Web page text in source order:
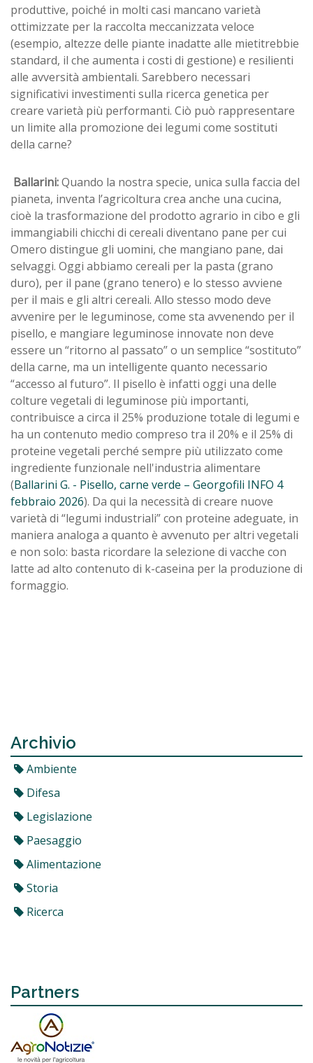
produttive, poiché in molti casi mancano varietà
ottimizzate per la raccolta meccanizzata veloce
(esempio, altezze delle piante inadatte alle mietitrebbie
standard, il che aumenta i costi di gestione) e resilienti
alle avversità ambientali. Sarebbero necessari
significativi investimenti sulla ricerca genetica per
creare varietà più performanti. Ciò può rappresentare
un limite alla promozione dei legumi come sostituti
della carne?
Ballarini:Quando la nostra specie, unica sulla faccia del
pianeta, inventa l’agricoltura crea anche una cucina,
cioè la trasformazione del prodotto agrario in cibo e gli
immangiabili chicchi di cereali diventano pane per cui
Omero distingue gli uomini, che mangiano pane, dai
selvaggi. Oggi abbiamo cereali per la pasta (grano
duro), per il pane (grano tenero) e lo stesso avviene
per il mais e gli altri cereali. Allo stesso modo deve
avvenire per le leguminose, come sta avvenendo per il
pisello, e mangiare leguminose innovate non deve
essere un “ritorno al passato” o un semplice “sostituto”
della carne, ma un intelligente quanto necessario
“accesso al futuro”. Il pisello è infatti oggi una delle
colture vegetali di leguminose più importanti,
contribuisce a circa il 25% produzione totale di legumi e
ha un contenuto medio compreso tra il 20% e il 25% di
proteine vegetali perché sempre più utilizzato come
ingrediente funzionale nell'industria alimentare
(Ballarini G. - Pisello, carne verde – Georgofili INFO 4
febbraio 2026). Da qui la necessità di creare nuove
varietà di “legumi industriali” con proteine adeguate, in
maniera analoga a quanto è avvenuto per altri vegetali
e non solo: basta ricordare la selezione di vacche con
latte ad alto contenuto di k-caseina per la produzione di
formaggio.
Archivio
Ambiente
Difesa
Legislazione
Paesaggio
Alimentazione
Storia
Ricerca
Partners